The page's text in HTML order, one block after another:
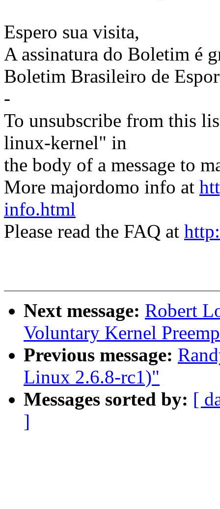
Espero sua visita,
A assinatura do Boletim é
Boletim Brasileiro de
-
To unsubscribe from this
linux-kernel" in
the body of a message to
More majordomo info at
info.html
Please read the FAQ at
Next message: Robert
Voluntary Kernel
Previous message:
Linux 2.6.8-rc1)"
Messages sorted by: [
]